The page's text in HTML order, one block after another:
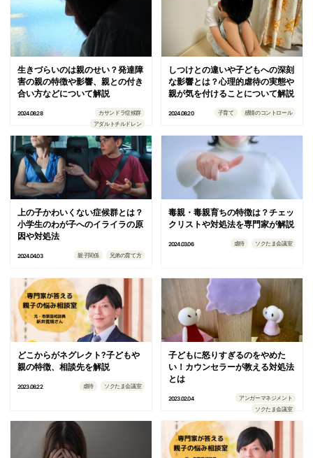
生きづらいのは親のせい？発達障
害の親の特徴や影響、親との付き
合い方などについて解説
2024.08.28
カサンドラ症候群
アダルトチルドレン
しつけとの違いや子どもへの深刻
な影響とは？心理的虐待の実態や
親が気を付けることについて解説
2024.08.20 子育て 感情のコントロール
上の子かわいくない症候群とは？
小学生のわが子へのイライラの原
因や対処法
2024.04.03 親子関係 兄弟の育て方
毒親・毒親育ちの特徴は？チェッ
クリストや対処法を専門家が解説
2024.03.06 虐待 ソクたま会議室
どこからがネグレクト?子どもや
親の特徴、相談先を解説
2023.08.22 虐待 ソクたま会議室
子どもに怒りすぎるのをやめた
い！カウンセラーが教える対処法
とは
2023.02.04
アンガーマネジメント
ソクたま会議室